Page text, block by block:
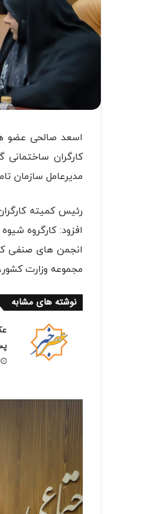
اسعد صالحی عضو
کارگران
مدیرعامل سازمان
رئیس کمیته
افزود: کارگروه
انجمن های صنفی
مجموعه وزارت
نوشته های مشابه